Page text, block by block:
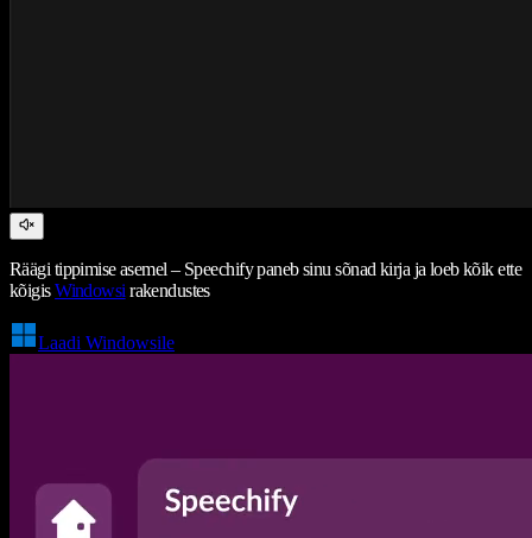
Räägi tippimise asemel – Speechify paneb sinu sõnad kirja ja loeb kõik ette
kõigisWindowsi rakendustes
Laadi Windowsile